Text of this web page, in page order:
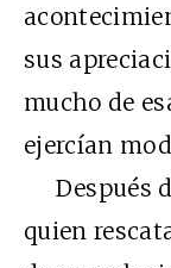
sus
mucho de
ejercían
Después
quien